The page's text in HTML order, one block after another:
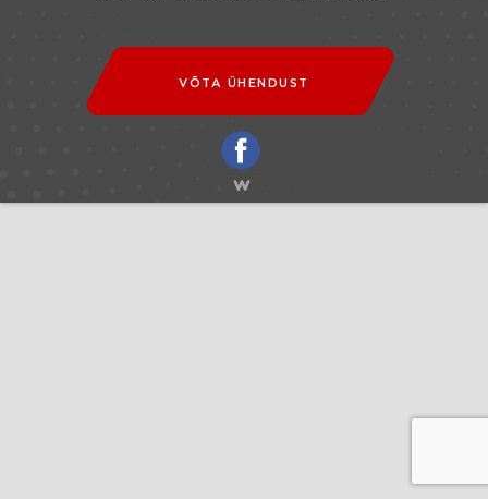
VÕTA ÜHENDUST